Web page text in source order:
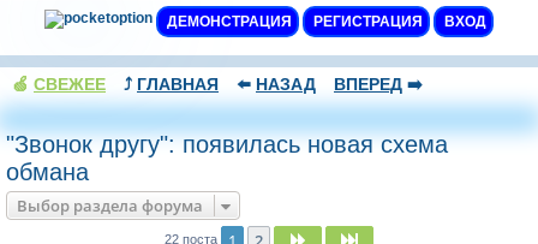
ДЕМОНСТРАЦИЯ РЕГИСТРАЦИЯ ВХОД
🍏 СВЕЖЕЕ ⤴️ ГЛАВНАЯ ⬅️ НАЗАД ВПЕРЕД ➡️
"Звонок другу": появилась новая схема
обмана
Выбор раздела форума
22 поста